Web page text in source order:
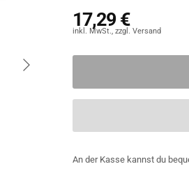
Nächste
17,29 €
An der Kasse kannst du